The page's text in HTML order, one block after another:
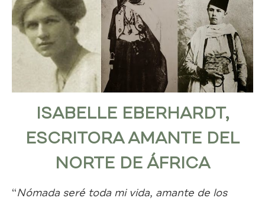
ISABELLE EBERHARDT,
ESCRITORA AMANTE DEL
NORTE DE ÁFRICA
“Nómada seré toda mi vida, amante de los